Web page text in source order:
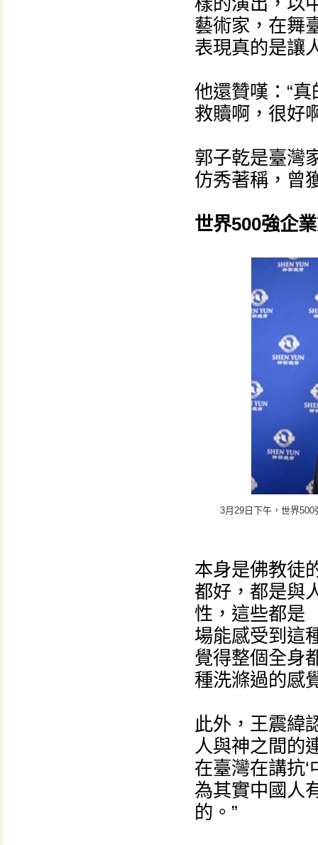
藝術家，在舞
表現真的是讓
他還贊嘆：“
救贖啊，很好
郭子乾是臺灣
仿秀著稱，曾
世界500強企
3月29日下午，世界
本身是佛教徒
都好，都是與
性，這些都是
場能感受到這
覺得整個全身
種洗滌過的感
此外，王震緯
人與神之間的
在臺灣在講抗‘
為其實中國人
的。”